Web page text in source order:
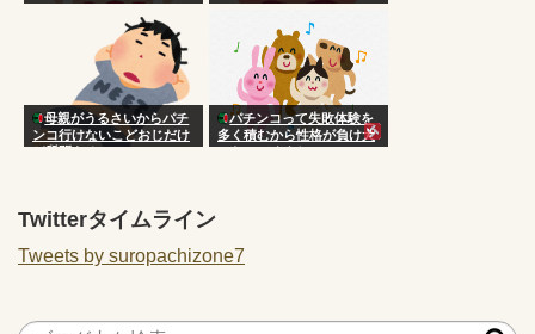
母親がうるさいからパチ
ンコ行けないこどおじだけ
ど質問ある？
パチンコって失敗体験を
多く積むから性格が負け犬
になってくよね
Twitterタイムライン
Tweets by suropachizone7